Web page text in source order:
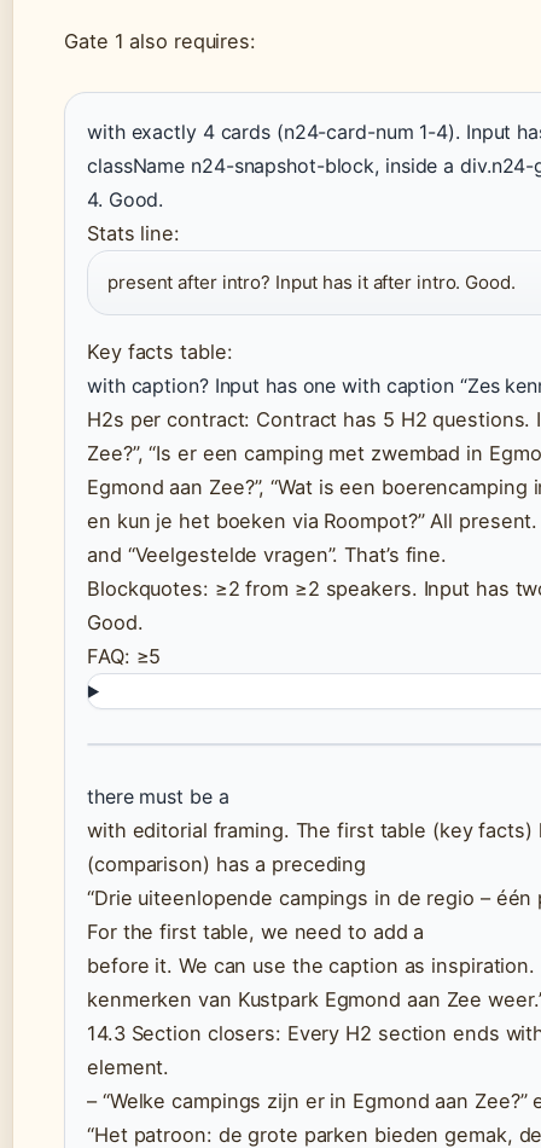
Gate 1 also requires:
with exactly 4 cards (n24-card-num 1-4). Input
className n24-snapshot-block, inside a
4. Good.
Stats line:
present after intro? Input has it after intro. Good.
Key facts table:
with caption? Input has one with caption “Zes
H2s per contract: Contract has 5 H2 questions.
Zee?”, “Is er een camping met zwembad in
Egmond aan Zee?”, “Wat is een
en kun je het boeken via Roompot?” All
and “Veelgestelde vragen”. That’s fine.
Blockquotes: ≥2 from ≥2 speakers. Input has
Good.
FAQ: ≥5
there must be a
with editorial framing. The first table (key
(comparison) has a preceding
“Drie uiteenlopende campings in de regio –
For the first table, we need to add a
before it. We can use the caption as
kenmerken van Kustpark Egmond aan Zee
14.3 Section closers: Every H2 section ends
element.
– “Welke campings zijn er in Egmond aan Zee?”
“Het patroon: de grote parken bieden gemak,